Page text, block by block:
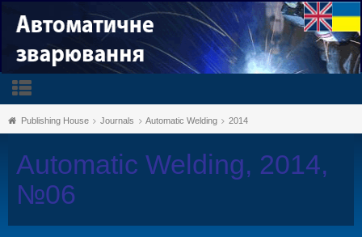
Publishing House Journals Automatic Welding 2014
Automatic Welding, 2014,
№06